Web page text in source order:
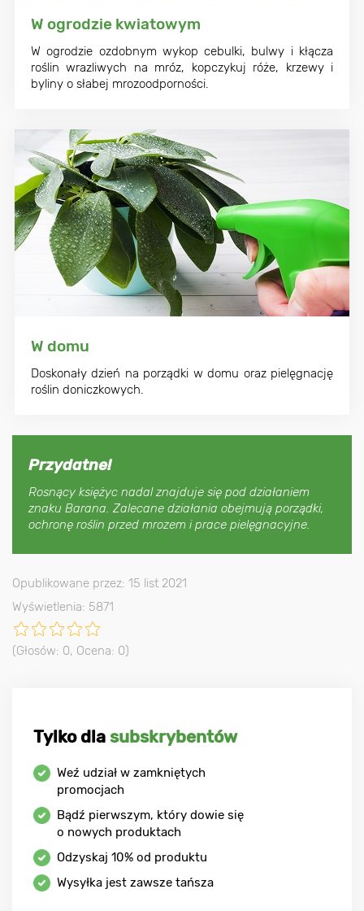
W ogrodzie kwiatowym
W ogrodzie ozdobnym wykop cebulki, bulwy i kłącza
roślin wrazliwych na mróz, kopczykuj róże, krzewy i
byliny o słabej mrozoodporności.
W domu
Doskonały dzień na porządki w domu oraz pielęgnację
roślin doniczkowych.
Przydatne!
Rosnący księżyc nadal znajduje się pod działaniem
znaku Barana. Zalecane działania obejmują porządki,
ochronę roślin przed mrozem i prace pielęgnacyjne.
Opublikowane przez: 15 list 2021
Wyświetlenia: 5871
(Głosów: 0, Ocena: 0)
Tylko dla subskrybentów
Weź udział w zamkniętych
promocjach
Bądź pierwszym, który dowie się
o nowych produktach
Odzyskaj 10% od produktu
Wysyłka jest zawsze tańsza